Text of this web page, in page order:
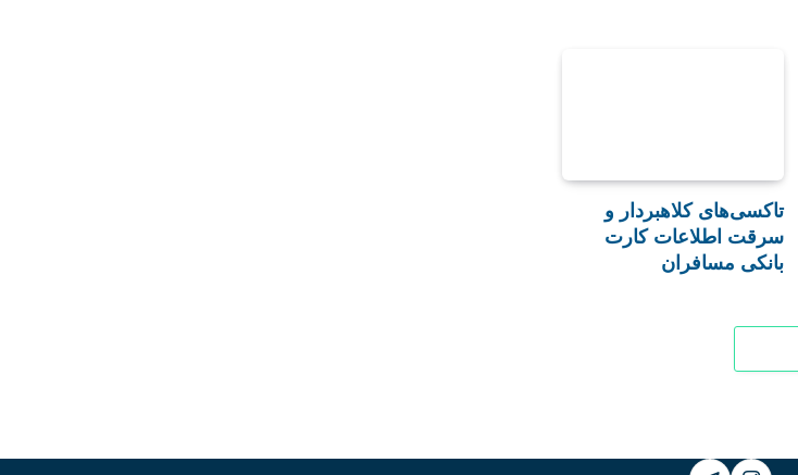
تاکسی‌های کلاهبردار و
سرقت اطلاعات کارت
بانکی مسافران